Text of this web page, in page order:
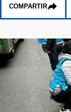
COMPARTIR